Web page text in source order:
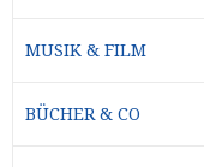
MUSIK & FILM
BÜCHER & CO